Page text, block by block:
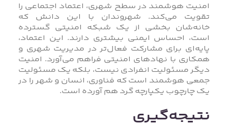
امنیت هوشمند در سطح شهری، اعتماد اجتماعی را
تقویت می‌کند. شهروندان با این دانش که
خانه‌شان بخشی از یک شبکه امنیتی گسترده
است، احساس ایمنی بیشتری دارند. این اعتماد،
پایه‌ای برای مشارکت فعال‌تر در مدیریت شهری و
همکاری با نهادهای امنیتی فراهم می‌آورد. امنیت
دیگر مسئولیت انفرادی نیست، بلکه یک مسئولیت
جمعی هوشمند است که فناوری، انسان و شهر را در
یک چارچوب یکپارچه گرد هم آورده است.
نتیجه‌گیری